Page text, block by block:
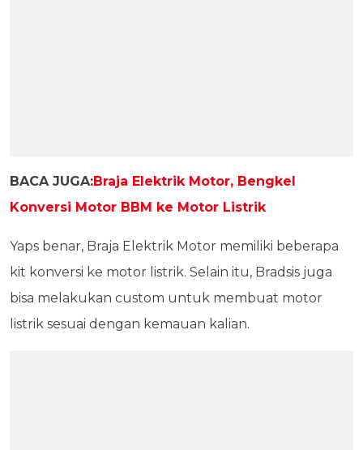
BACA JUGA:Braja Elektrik Motor, Bengkel
Konversi Motor BBM ke Motor Listrik
Yaps benar, Braja Elektrik Motor memiliki beberapa
kit konversi ke motor listrik. Selain itu, Bradsis juga
bisa melakukan custom untuk membuat motor
listrik sesuai dengan kemauan kalian.